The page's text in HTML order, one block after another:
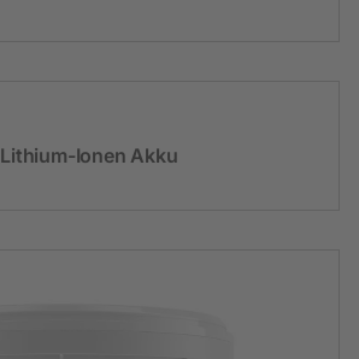
Lithium-Ionen Akku